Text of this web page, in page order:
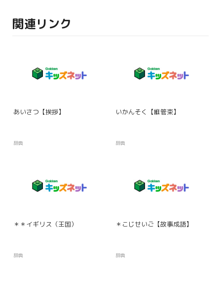
関連リンク
あいさつ【挨拶】
辞典
いかんそく【維管束】
辞典
＊＊イギリス（王国）
辞典
＊こじせいご【故事成語】
辞典